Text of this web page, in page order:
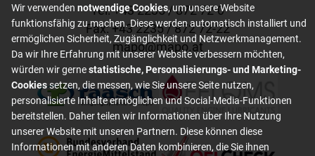
Tel: +43 2235 / 872 72-0
Fax: +43 2235 / 872 72-22
mapo@mapo.at
Wir verwenden notwendige Cookies, um unsere Website
funktionsfähig zu machen. Diese werden automatisch installiert und
ermöglichen Sicherheit, Zugänglichkeit und Netzwerkmanagement.
Da wir Ihre Erfahrung mit unserer Website verbessern möchten,
würden wir gernestatistische, Personalisierungs- und Marketing-
Cookiessetzen, die messen, wie Sie unsere Seite nutzen,
personalisierte Inhalte ermöglichen und Social-Media-Funktionen
bereitstellen. Daher teilen wir Informationen über Ihre Nutzung
unserer Website mit unseren Partnern. Diese können diese
Informationen mit anderen Daten kombinieren, die Sie ihnen